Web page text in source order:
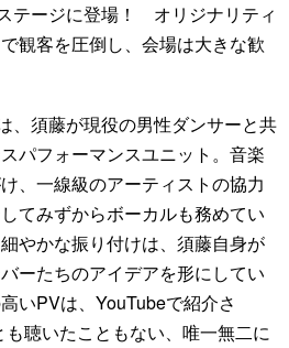
テージに登場！ オリジナリティ
観客を圧倒し、会場は大きな歓
、須藤が現役の男性ダンサーと共
パフォーマンスユニット。音楽
、一線級のアーティストの協力
てみずからボーカルも務めてい
やかな振り付けは、須藤自身が
ーたちのアイデアを形にしてい
いPVは、YouTubeで紹介さ
聴いたこともない、唯一無二に